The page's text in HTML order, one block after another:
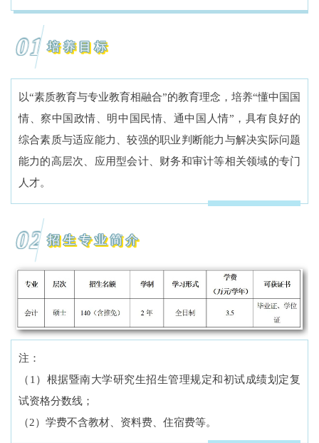
01培养目标
以“素质教育与专业教育相融合”的教育理念，培养“懂中国国
情、察中国政情、明中国民情、通中国人情”，具有良好的
综合素质与适应能力、较强的职业判断能力与解决实际问题
能力的高层次、应用型会计、财务和审计等相关领域的专门
人才。
02招生专业简介
注：
（1）根据暨南大学研究生招生管理规定和初试成绩划定复
试资格分数线；
（2）学费不含教材、资料费、住宿费等。